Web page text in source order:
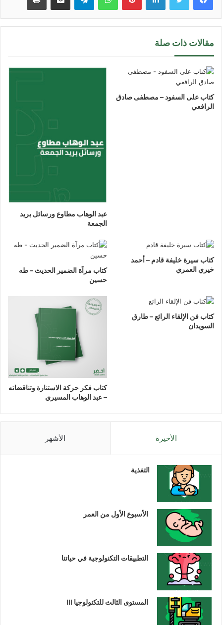
مقالات ذات صلة
كتاب على السفود – مصطفى صادق
الرافعي
عبد الوهاب مطاوع ورسائل بريد
الجمعة
كتاب سيرة خليفة قادم – أحمد
خيري العمري
كتاب مرآة الضمير الحديث – طه
حسين
كتاب فن الإلقاء الرائع – طارق
السويدان
كتاب فكر حركة الاستنارة وتناقضاته
– عبد الوهاب المسيري
الأخيرة الأشهر
التغذية
الأسبوع الأول من العمر
التطبيقات التكنولوجية في حياتنا
المستوى الثالث للتكنولوجيا III